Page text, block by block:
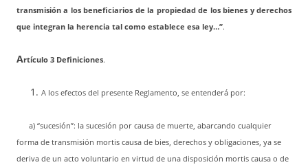
transmisión a los beneficiarios de la propiedad de los bienes y derechos
que integran la herencia tal como establece esa ley…”.
Artículo 3 Definiciones.
A los efectos del presente Reglamento, se entenderá por:
a) “sucesión”: la sucesión por causa de muerte, abarcando cualquier
forma de transmisión mortis causa de bies, derechos y obligaciones, ya se
deriva de un acto voluntario en virtud de una disposición mortis causa o de